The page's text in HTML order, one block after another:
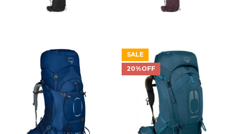
SALE
20%OFF